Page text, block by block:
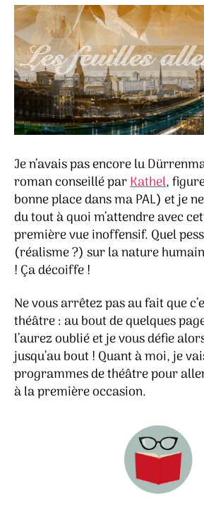
Je n’avais pas encore lu
roman conseillé parKathel,
bonne place dans ma PAL) et je
du tout à quoi m’attendre avec
première vue inoffensif. Quel
(réalisme ?) sur la nature
! Ça décoiffe !
Ne vous arrêtez pas au fait que
théâtre : au bout de quelques
l’aurez oublié et je vous défie
jusqu’au bout ! Quant à moi, je
programmes de théâtre pour
à la première occasion.